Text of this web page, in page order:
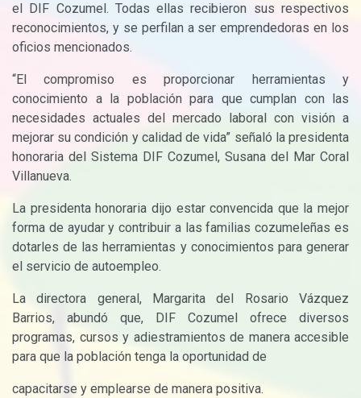
el
DIF Cozumel. Todas ellas recibieron sus respectivos
reconocimientos, y se perfilan a ser emprendedoras en los
oficios mencionados.
“El compromiso es proporcionar herramientas y
conocimiento a la población para que cumplan con las
necesidades actuales del mercado laboral con visión a
mejorar su condición y calidad de vida” señaló la presidenta
honoraria del Sistema DIF Cozumel, Susana del Mar Coral
Villanueva.
La presidenta honoraria dijo estar convencida que la mejor
forma de ayudar y contribuir a las familias cozumeleñas es
dotarles de las herramientas y conocimientos para generar
el servicio de autoempleo.
La directora general, Margarita del Rosario Vázquez
Barrios, abundó que,
DIF Cozumel ofrece diversos
programas, cursos y adiestramientos de manera accesible
para que la población tenga la oportunidad de
capacitarse y emplearse de manera positiva.